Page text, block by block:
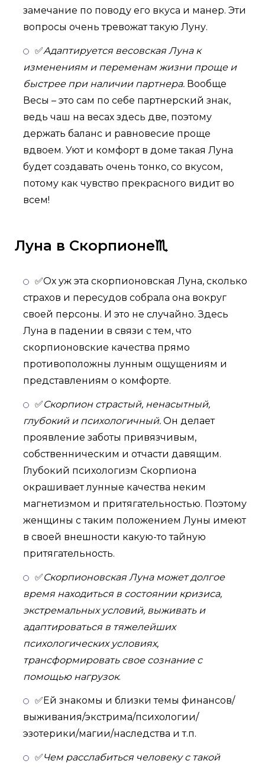
замечание по поводу его вкуса и манер. Эти
вопросы очень тревожат такую Луну.
✅Адаптируется весовская Луна к
изменениям и переменам жизни проще и
быстрее при наличии партнера. Вообще
Весы – это сам по себе партнерский знак,
ведь чаш на весах здесь две, поэтому
держать баланс и равновесие проще
вдвоем. Уют и комфорт в доме такая Луна
будет создавать очень тонко, со вкусом,
потому как чувство прекрасного видит во
всем!
Луна в Скорпионе♏
✅Ох уж эта скорпионовская Луна, сколько
страхов и пересудов собрала она вокруг
своей персоны. И это не случайно. Здесь
Луна в падении в связи с тем, что
скорпионовские качества прямо
противоположны лунным ощущениям и
представлениям о комфорте.
✅Скорпион страстый, ненасытный,
глубокий и психологичный. Он делает
проявление заботы привязчивым,
собственническим и отчасти давящим.
Глубокий психологизм Скорпиона
окрашивает лунные качества неким
магнетизмом и притягательностью. Поэтому
женщины с таким положением Луны имеют
в своей внешности какую-то тайную
притягательность.
✅Скорпионовская Луна может долгое
время находиться в состоянии кризиса,
экстремальных условий, выживать и
адаптироваться в тяжелейших
психологических условиях,
трансформировать свое сознание с
помощью нагрузок.
✅Ей знакомы и близки темы финансов/
выживания/экстрима/психологии/
эзотерики/магии/наследства и т.п.
✅Чем расслабиться человеку с такой